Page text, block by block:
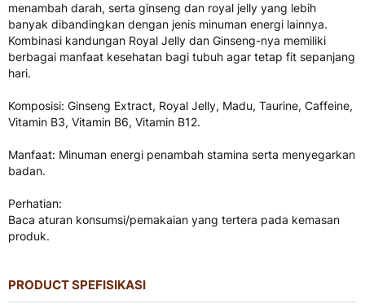
menambah darah, serta ginseng dan royal jelly yang lebih
banyak dibandingkan dengan jenis minuman energi lainnya.
Kombinasi kandungan Royal Jelly dan Ginseng-nya memiliki
berbagai manfaat kesehatan bagi tubuh agar tetap fit sepanjang
hari.
Komposisi: Ginseng Extract, Royal Jelly, Madu, Taurine, Caffeine,
Vitamin B3, Vitamin B6, Vitamin B12.
Manfaat: Minuman energi penambah stamina serta menyegarkan
badan.
Perhatian:
Baca aturan konsumsi/pemakaian yang tertera pada kemasan
produk.
PRODUCT SPEFISIKASI